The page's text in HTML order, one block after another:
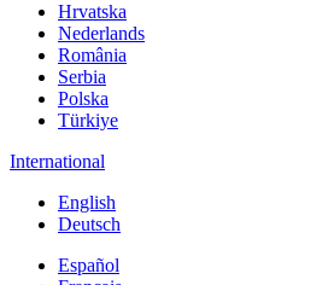
Hrvatska
Nederlands
România
Serbia
Polska
Türkiye
International
English
Deutsch
Español